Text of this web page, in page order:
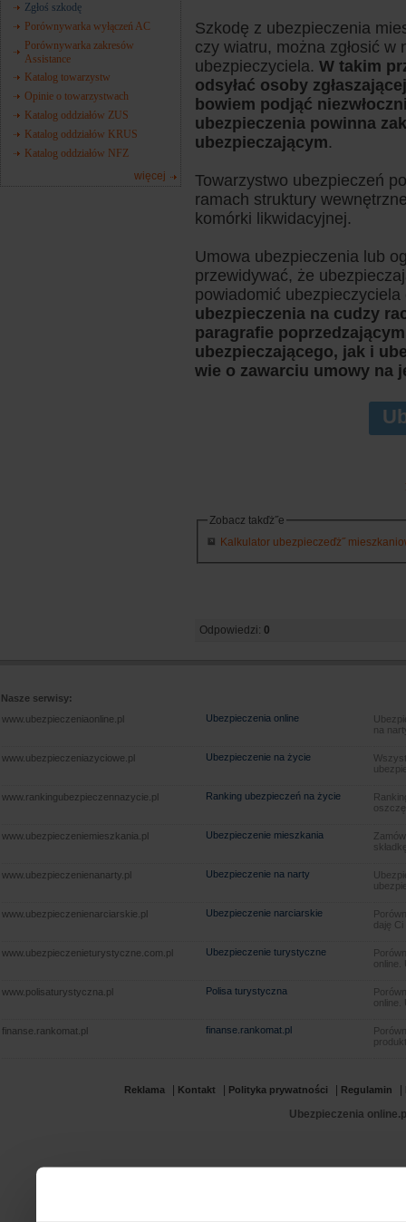
Zgłoś szkodę
Porównywarka wyłączeń AC
Porównywarka zakresów
Assistance
Katalog towarzystw
Opinie o towarzystwach
Katalog oddziałów ZUS
Katalog oddziałów KRUS
Katalog oddziałów NFZ
więcej
Szkodę z ubezpieczenia
czy wiatru, można zgłosić
ubezpieczyciela. W takim
odsyłać osoby
bowiem podjąć
ubezpieczenia powinna
ubezpieczającym.
Towarzystwo ubezpieczeń
ramach struktury
komórki likwidacyjnej.
Umowa ubezpieczenia lub
przewidywać, że
powiadomić
ubezpieczenia na cudzy
paragrafie
ubezpieczającego, jak i
wie o zawarciu umowy na
Zobacz takďż˝e
Kalkulator ubezpieczeďż˝
Odpowiedzi: 0
Nasze serwisy:
www.ubezpieczeniaonline.pl
Ubezpieczenia online
na
www.ubezpieczeniazyciowe.pl Ubezpieczenie na życie
www.rankingubezpieczennazycie.pl Ranking ubezpieczeń na życie
www.ubezpieczeniemieszkania.pl Ubezpieczenie mieszkania
www.ubezpieczenienanarty.pl Ubezpieczenie na narty
www.ubezpieczenienarciarskie.pl Ubezpieczenie narciarskie
daję
www.ubezpieczenieturystyczne.com.pl Ubezpieczenie turystyczne
www.polisaturystyczna.pl Polisa turystyczna
finanse.rankomat.pl finanse.rankomat.pl
Reklama Kontakt Polityka prywatności Regulamin
Ubezpieczenia